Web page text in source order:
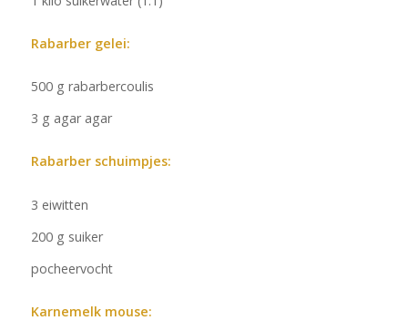
Rabarber gelei:
500 g rabarbercoulis
3 g agar agar
Rabarber schuimpjes:
3 eiwitten
200 g suiker
pocheervocht
Karnemelk mouse: